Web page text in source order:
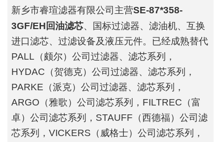
新乡市睿瑄滤器有限公司主营SE-87*358-
3GF/EH回油滤芯、国标过滤器、滤油机、互换
进口滤芯、过滤设备及液压元件。已经成熟替代
PALL（颇尔）公司过滤器、滤芯系列，
HYDAC（贺德克）公司过滤器、滤芯系列，
PARKE（派克）公司过滤器、滤芯系列，
ARGO（雅歌）公司滤芯系列，FILTREC（富
卓）公司滤芯系列，STAUFF（西德福）公司滤
芯系列，VICKERS（威格士）公司滤芯系列，